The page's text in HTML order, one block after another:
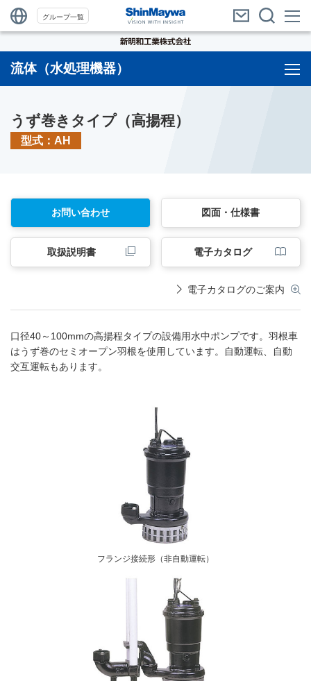
グループ一覧
流体（水処理機器）
うず巻きタイプ（高揚程）
型式：AH
お問い合わせ 図面・仕様書
取扱説明書 電子カタログ
電子カタログのご案内
口径40～100mmの高揚程タイプの設備用水中ポンプです。羽根車
はうず巻のセミオープン羽根を使用しています。自動運転、自動
交互運転もあります。
フランジ接続形（非自動運転）